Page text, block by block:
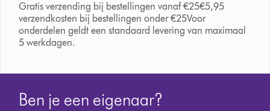
Gratis verzending bij bestellingen vanaf €25€5,95
verzendkosten bij bestellingen onder €25Voor
onderdelen geldt een standaard levering van maximaal
5 werkdagen.
Ben je een eigenaar?